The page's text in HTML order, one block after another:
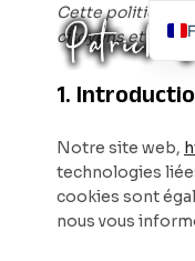
contenu
Cette politique
citoyens et aux
1.
Notre site web,
technologies
cookies sont
nous vous